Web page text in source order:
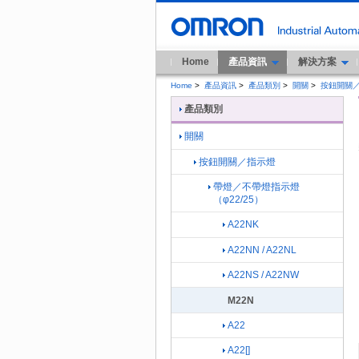
Home 產品資訊 解決方案
Home > 產品資訊 > 產品類別 > 開關 > 按鈕開關
產品類別
開關
按鈕開關／指示燈
帶燈／不帶燈指示燈
（φ22/25）
A22NK
A22NN / A22NL
A22NS / A22NW
M22N
A22
A22[]